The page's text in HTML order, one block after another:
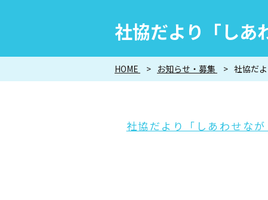
社協だより「しあ
HOME お知らせ・募集 社協だ
社協だより「しあわせなが